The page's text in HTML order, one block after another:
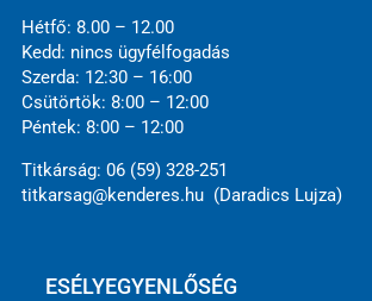
Hétfő: 8.00 – 12.00
Kedd: nincs ügyfélfogadás
Szerda: 12:30 – 16:00
Csütörtök: 8:00 – 12:00
Péntek: 8:00 – 12:00
Titkárság: 06 (59) 328-251
titkarsag@kenderes.hu (Daradics Lujza)
ESÉLYEGYENLŐSÉG